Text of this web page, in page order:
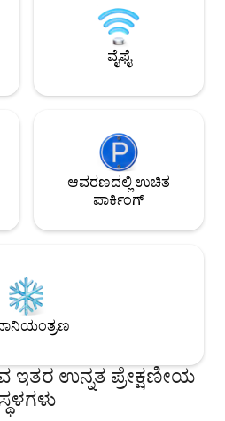
ನೆನಪುಗಳನ್ನು
ಈಗಲೇ ಬುಕ್
ಅಥವಾ ಇಲ್ಲಿ
(20 ಮೀ 2) ಪರಿಪೂರ್ಣ
ಹೆಚ್ಚಿನವುಗಳಿಗೆ ನಿಮಗೆ
ಹೊಂದಿದೆ!
ವೈಫೈ
ಆವರಣದಲ್ಲಿ ಉಚಿತ
ಪಾರ್ಕಿಂಗ್
ಇತರ ಉನ್ನತ ಪ್ರೇಕ್ಷಣೀಯ
ಸ್ಥಳಗಳು